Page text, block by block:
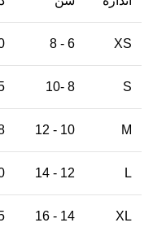
XS
6 - 8
S
8 -10
M
10 - 12
L
12 - 14
XL
14 - 16